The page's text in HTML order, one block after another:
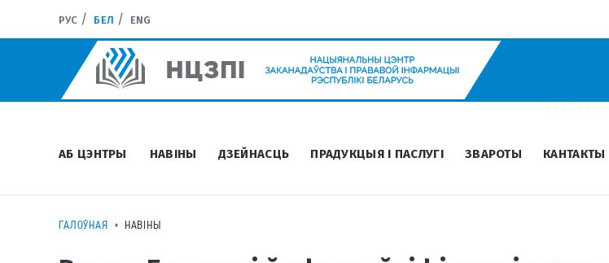
РУС БЕЛ ENG
АБ ЦЭНТРЫ НАВІНЫ ДЗЕЙНАСЦЬ ПРАДУКЦЫЯ І ПАСЛУГІ ЗВАРОТЫ КАНТАКТЫ
ГАЛОЎНАЯ НАВІНЫ